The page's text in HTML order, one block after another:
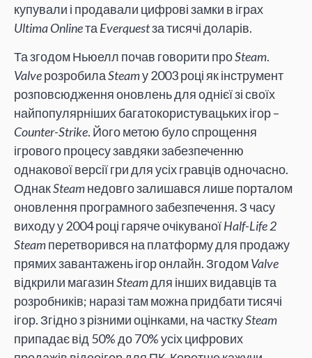
купували і продавали цифрові замки в іграх
Ultima Onlineта Everquestза тисячі доларів.
Та згодом Ньюелл почав говорити проSteam.
ValveрозробилаSteamу 2003 році як інструмент
розповсюдження оновлень для однієї зі своїх
найпопулярніших багатокористувацьких ігор –
Counter-Strike. Його метою було спрощення
ігрового процесу завдяки забезпеченню
однакової версії гри для усіх гравців одночасно.
ОднакSteamнедовго залишався лише порталом
оновлення програмного забезпечення. З часу
виходу у 2004 році гаряче очікуваноїHalf-Life 2
Steamперетворився на платформу для продажу
прямих завантажень ігор онлайн. ЗгодомValve
відкрили магазинSteamдля інших видавців та
розробників; наразі там можна придбати тисячі
ігор. Згідно з різними оцінками, на часткуSteam
припадає від 50% до 70% усіх цифрових